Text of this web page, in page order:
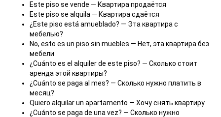
Este piso se vende — Квартира продаётся
Este piso se alquila — Квартира сдаётся
¿Este piso está amueblado? — Эта квартира с
мебелью?
No, esto es un piso sin muebles — Нет, эта квартира без
мебели
¿Cuánto es el alquiler de este piso? — Сколько стоит
аренда этой квартиры?
¿Cuánto se paga al mes? — Сколько нужно платить в
месяц?
Quiero alquilar un apartamento — Хочу снять квартиру
¿Cuánto se paga de una vez? — Сколько нужно